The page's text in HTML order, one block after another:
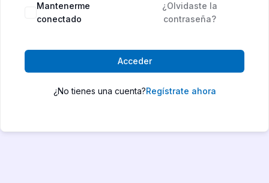
Mantenerme
conectado
¿Olvidaste la
contraseña?
Acceder
¿No tienes una cuenta?Regístrate ahora